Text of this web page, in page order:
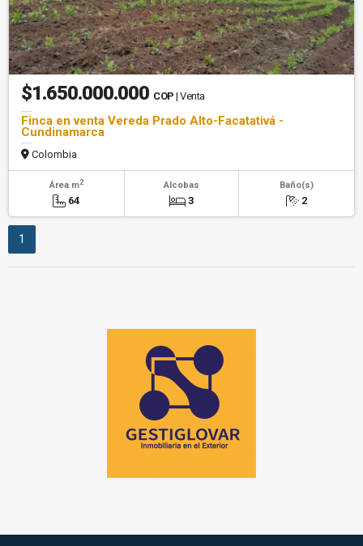
$1.650.000.000 COP | Venta
Finca en venta Vereda Prado Alto-Facatativá -
Cundinamarca
Colombia
Área m2
64
Alcobas
3
Baño(s)
2
1